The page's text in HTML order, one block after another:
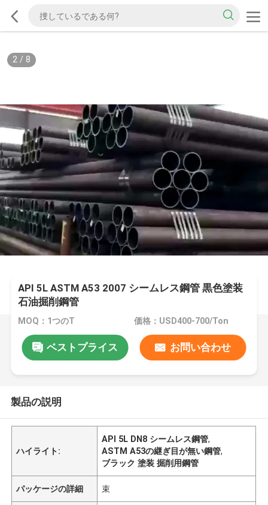
2/ 8
API 5L ASTM A53 2007 シームレス鋼管 黒色塗装
石油掘削鋼管
MOQ：1つのT 価格：USD400-700/Ton
ベストプライス お問い合わせ
製品の説明
ハイライト:
API 5L DN8 シームレス鋼管,
ASTM A53の継ぎ目が無い鋼管,
ブラック 塗装 掘削用鋼管
パッケージの詳細 束